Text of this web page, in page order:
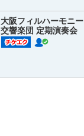
大阪フィルハーモニー
交響楽団 定期演奏会